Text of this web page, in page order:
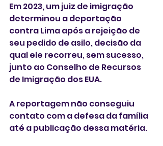
Em 2023, um juiz de imigração
determinou a deportação
contra Lima após a rejeição de
seu pedido de asilo, decisão da
qual ele recorreu, sem sucesso,
junto ao Conselho de Recursos
de Imigração dos EUA.
A reportagem não conseguiu
contato com a defesa da família
até a publicação dessa matéria.